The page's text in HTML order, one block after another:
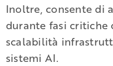
Inoltre, consente di
durante fasi critiche
scalabilità
sistemi AI.